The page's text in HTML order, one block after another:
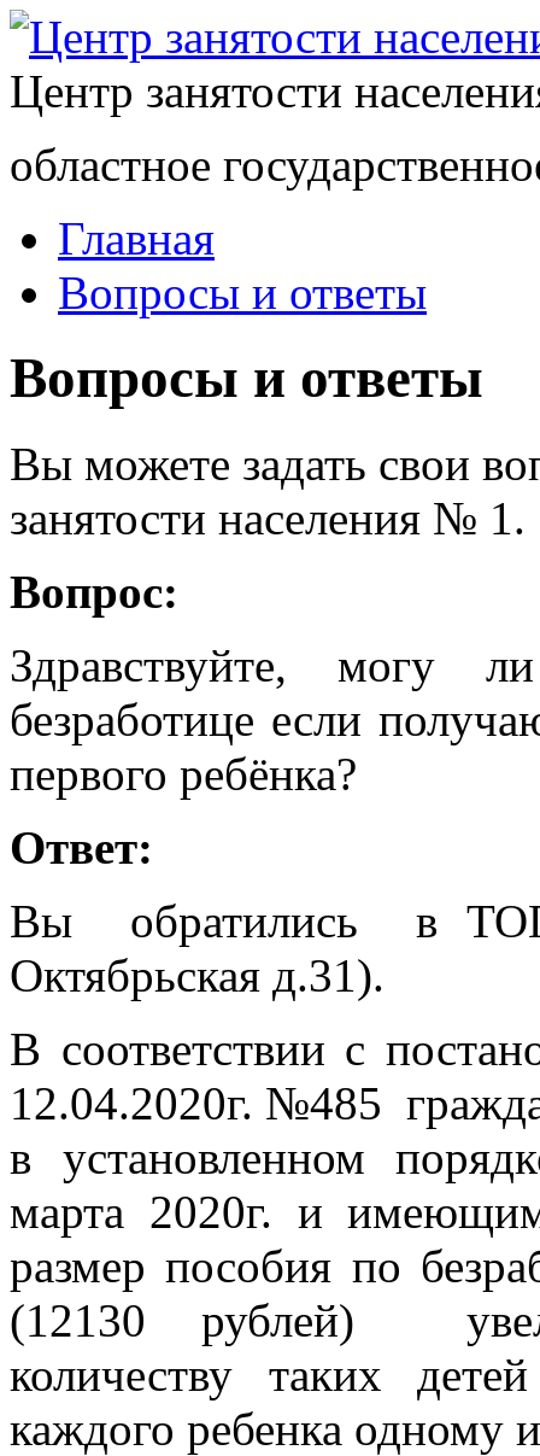
Центр занятости
областное
Главная
Вопросы и ответы
Вопросы и ответы
Вы можете задать свои
занятости населения № 1.
Вопрос:
Здравствуйте, могу
безработице если
первого ребёнка?
Ответ:
Вы обратились в
Октябрьская д.31).
В соответствии с
12.04.2020г. №485
в установленном
марта 2020г. и
размер пособия по
(12130 рублей)
количеству таких
каждого ребенка одному